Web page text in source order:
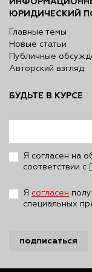
ЮРИДИЧЕСКИЙ
Главные темы
Новые статьи
Публичные
Авторский взгляд
БУДЬТЕ В КУРСЕ
Я согласен на
соответствии с
Я согласен
специальных
подписаться